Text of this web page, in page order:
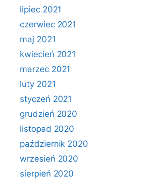
lipiec 2021
czerwiec 2021
maj 2021
kwiecień 2021
marzec 2021
luty 2021
styczeń 2021
grudzień 2020
listopad 2020
październik 2020
wrzesień 2020
sierpień 2020